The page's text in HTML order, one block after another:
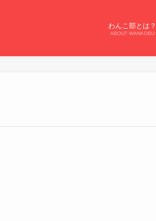
わんこ部とは？
ABOUT WANKOBU